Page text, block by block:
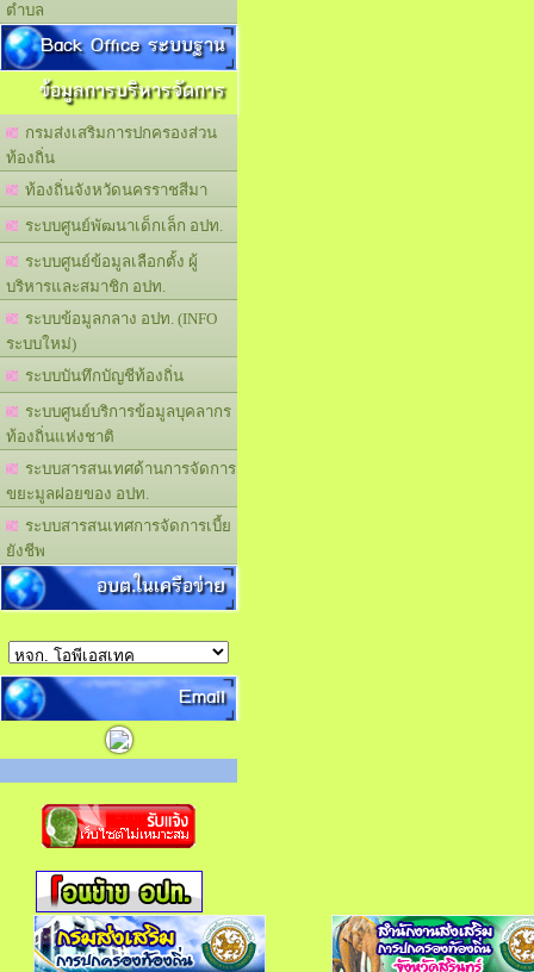
ตำบล
Back Office ระบบฐาน
ข้อมูลการบริหารจัดการ
กรมส่งเสริมการปกครองส่วน
ท้องถิ่น
ท้องถิ่นจังหวัดนครราชสีมา
ระบบศูนย์พัฒนาเด็กเล็ก อปท.
ระบบศูนย์ข้อมูลเลือกตั้ง ผู้
บริหารและสมาชิก อปท.
ระบบข้อมูลกลาง อปท. (INFO
ระบบใหม่)
ระบบบันทึกบัญชีท้องถิ่น
ระบบศูนย์บริการข้อมูลบุคลากร
ท้องถิ่นแห่งชาติ
ระบบสารสนเทศด้านการจัดการ
ขยะมูลฝอยของ อปท.
ระบบสารสนเทศการจัดการเบี้ย
ยังชีพ
อบต.ในเครือข่าย
Email